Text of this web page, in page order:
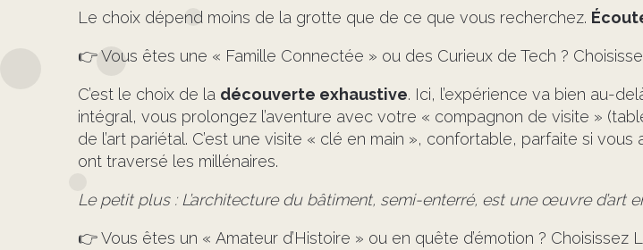
Le choix dépend moins de la grotte que de ce que vous recherchez.
👉 Vous êtes une « Famille Connectée » ou des Curieux de Tech ?
C’est le choix de la découverte exhaustive. Ici, l’expérience va bien au-
intégral, vous prolongez l’aventure avec votre « compagnon de visite »
de l’art pariétal. C’est une visite « clé en main », confortable, parfaite si
ont traversé les millénaires.
Le petit plus : L’architecture du bâtiment, semi-enterré, est une œuvre d’art
👉 Vous êtes un « Amateur d’Histoire » ou en quête d’émotion ? Choisissez